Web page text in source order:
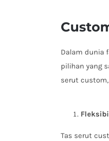
Larger
Dalam dunia
pilihan yang
serut
Tas serut